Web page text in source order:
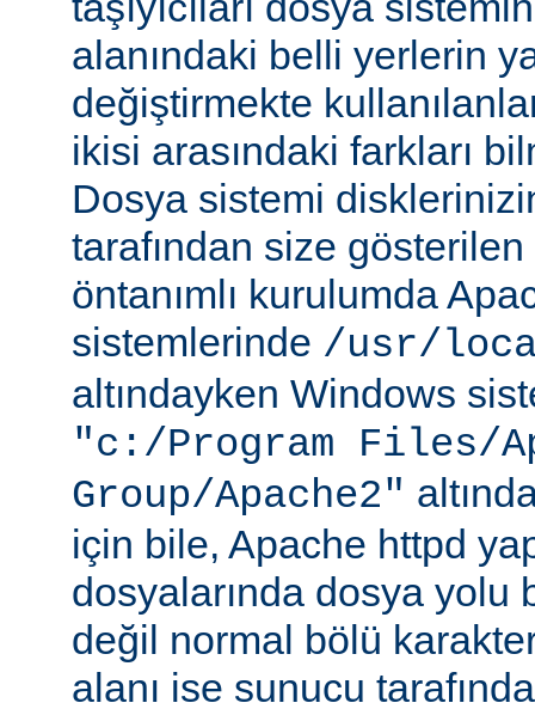
alanındaki belli yerlerin
değiştirmekte
ikisi arasındaki farkları
Dosya sistemi
tarafından size
öntanımlı kurulumda
sistemlerinde /usr/
altındayken Windows
"c:/Program Files/
Group/Apache2"
için bile, Apache httpd
dosyalarında dosya yolu
değil normal bölü
alanı ise sunucu